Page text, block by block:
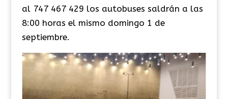
al 747 467 429 los autobuses saldrán a las
8:00 horas el mismo domingo 1 de
septiembre.